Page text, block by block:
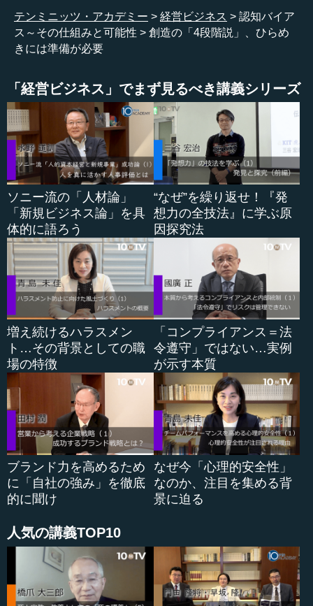
分かりやすい例として、どのくらい本当かはよく分から
ないのですが、アルキメデスは王様に「王冠が純金ででき
調べろ」と言われて、どうやっていいかよく分からず苦し
んでいました。これが「準備」の段階になります。それで
疲れ果ててお風呂に入りました。これが「あたため」の段
階です。そうするとお風呂の水がザーッと出て、そこで突
然「ひらめき」が訪れるということになります。こういう
例がイメージされるといいかと思います。
「検証」もすごく大事なのです。科学的な研究という
と、本当の意味で研究のレベルでやると、ひらめきだけで
問題が解けるということはまずありません。それが本当に
そうなのかということを実験とか、観察とか、計算をやっ
て検証していかなければいけないのです。ただ、私...
テンミニッツ・アカデミー 経営ビジネス
認知バイア
ス～その仕組みと可能性
創造の「4段階説」、ひらめ
きには準備が必要
「経営ビジネス」でまず見るべき講義シリーズ
ソニー流の「人材論」
「新規ビジネス論」を具
体的に語ろう
“なぜ”を繰り返せ！『発
想力の全技法』に学ぶ原
因探究法
増え続けるハラスメン
ト…その背景としての職
場の特徴
「コンプライアンス＝法
令遵守」ではない…実例
が示す本質
ブランド力を高めるため
に「自社の強み」を徹底
的に聞け
なぜ今「心理的安全性」
なのか、注目を集める背
景に迫る
人気の講義TOP10